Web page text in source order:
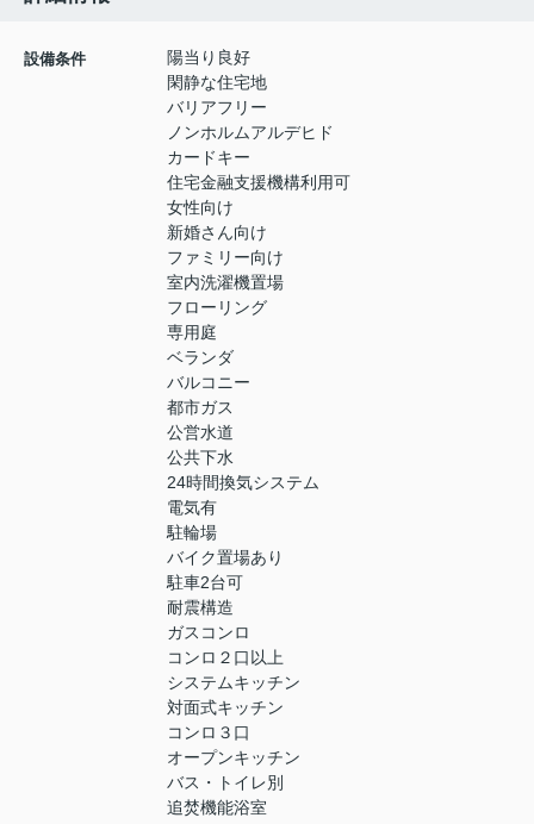
設備条件
陽当り良好
閑静な住宅地
バリアフリー
ノンホルムアルデヒド
カードキー
住宅金融支援機構利用可
女性向け
新婚さん向け
ファミリー向け
室内洗濯機置場
フローリング
専用庭
ベランダ
バルコニー
都市ガス
公営水道
公共下水
24時間換気システム
電気有
駐輪場
バイク置場あり
駐車2台可
耐震構造
ガスコンロ
コンロ２口以上
システムキッチン
対面式キッチン
コンロ３口
オープンキッチン
バス・トイレ別
追焚機能浴室